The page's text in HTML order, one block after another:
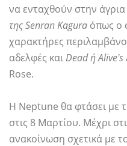
να ενταχθούν στην
της Senran Kagura όπως ο
χαρακτήρες
αδελφές καιDead ή Alive's
Rose.
Η Neptune θα φτάσει με
στις 8 Μαρτίου. Μέχρι
ανακοίνωση σχετικά με